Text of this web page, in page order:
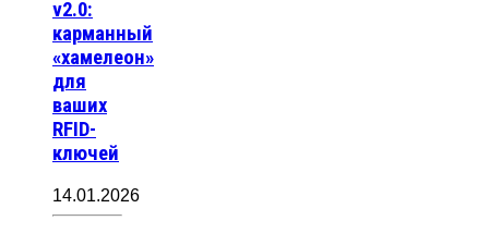
v2.0:
карманный
«хамелеон»
для
ваших
RFID-
ключей
14.01.2026